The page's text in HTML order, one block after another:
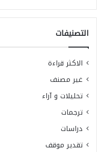
التصنيفات
الاكثر قراءة
غير مصنف
تحليلات و آراء
ترجمات
دراسات
تقدير موقف